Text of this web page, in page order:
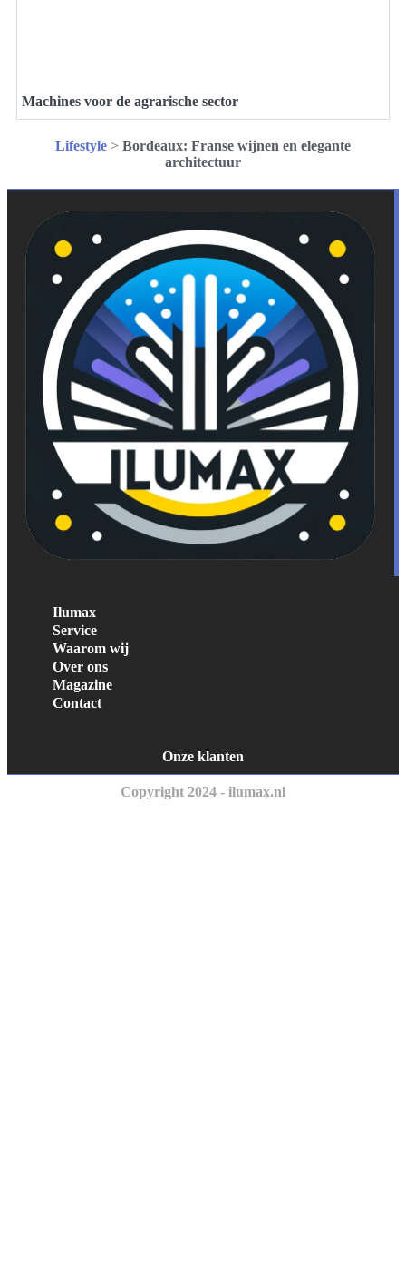
Machines voor de agrarische sector
Lifestyle > Bordeaux: Franse wijnen en elegante
architectuur
Ilumax
Service
Waarom wij
Over ons
Magazine
Contact
Onze klanten
Copyright 2024 - ilumax.nl